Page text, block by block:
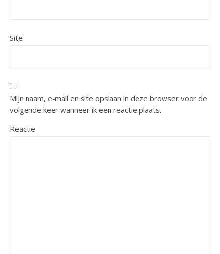
Site
Mijn naam, e-mail en site opslaan in deze browser voor de
volgende keer wanneer ik een reactie plaats.
Reactie